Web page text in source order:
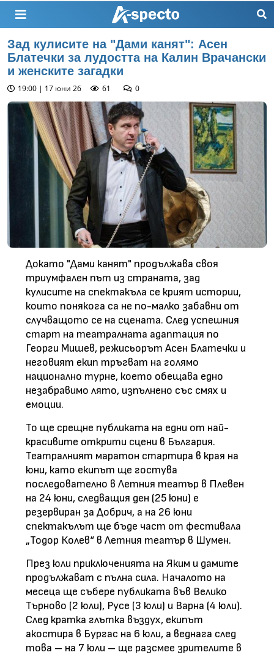
Зад кулисите на "Дами канят": Асен
Блатечки за лудостта на Калин Врачански
и женските загадки
19:00 | 17 юни 26 61 0
Докато "Дами канят" продължава своя
триумфален път из страната, зад
кулисите на спектакъла се крият истории,
които понякога са не по-малко забавни от
случващото се на сцената. След успешния
старт на театралната адаптация по
Георги Мишев, режисьорът Асен Блатечки и
неговият екип тръгват на голямо
национално турне, което обещава едно
незабравимо лято, изпълнено със смях и
емоции.
То ще срещне публиката на едни от най-
красивите открити сцени в България.
Театралният маратон стартира в края на
юни, като екипът ще гостува
последователно в Летния театър в Плевен
на 24 юни, следващия ден (25 юни) е
резервиран за Добрич, а на 26 юни
спектакълът ще бъде част от фестивала
„Тодор Колев“ в Летния театър в Шумен.
През юли приключенията на Яким и дамите
продължават с пълна сила. Началото на
месеца ще събере публиката във Велико
Търново (2 юли), Русе (3 юли) и Варна (4 юли).
След кратка глътка въздух, екипът
акостира в Бургас на 6 юли, а веднага след
това – на 7 юли – ще разсмее зрителите в